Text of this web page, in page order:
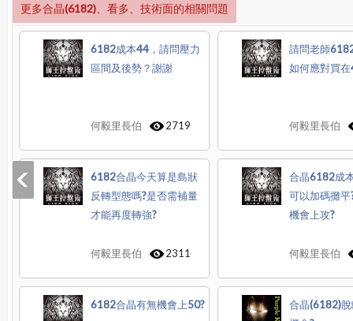
更多合晶(6182)、看多、技術面的相關問題
6182成本44，請問壓力
區間及後勢？謝謝
何毅里長伯 2719
請問老師
如何應對買
何毅里長伯
6182合晶今天算是島狀
反轉型態嗎?是否需補量
才能再度轉強?
何毅里長伯 2311
合晶6182成
可以加碼攤平
機會上攻?
何毅里長伯
6182合晶有無機會上50?
合晶(6182)